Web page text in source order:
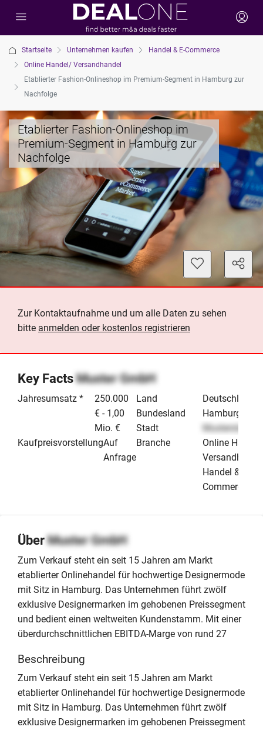
Startseite Unternehmen kaufen
Handel & E-Commerce
Online Handel/ Versandhandel
Etablierter Fashion-Onlineshop im Premium-Segment in Hamburg zur
Nachfolge
Etablierter Fashion-Onlineshop im
Premium-Segment in Hamburg zur
Nachfolge
Zur Kontaktaufnahme und um alle Daten zu sehen
bitte anmelden oder kostenlos registrieren
Key FactsMuster GmbH
Jahresumsatz *
250.000
€ - 1,00
Mio. €
KaufpreisvorstellungAuf
Anfrage
Land
Deutschland
Bundesland
Hamburg
Stadt
Musterstadt
Branche
Online
Handel & E-
Commerce
ÜberMuster GmbH
Zum Verkauf steht ein seit 15 Jahren am Markt
etablierter Onlinehandel für hochwertige Designermode
mit Sitz in Hamburg. Das Unternehmen führt zwölf
exklusive Designermarken im gehobenen Preissegment
und bedient einen weltweiten Kundenstamm. Mit einer
überdurchschnittlichen EBITDA-Marge von rund 27
Beschreibung
Zum Verkauf steht ein seit 15 Jahren am Markt
etablierter Onlinehandel für hochwertige Designermode
mit Sitz in Hamburg. Das Unternehmen führt zwölf
exklusive Designermarken im gehobenen Preissegment